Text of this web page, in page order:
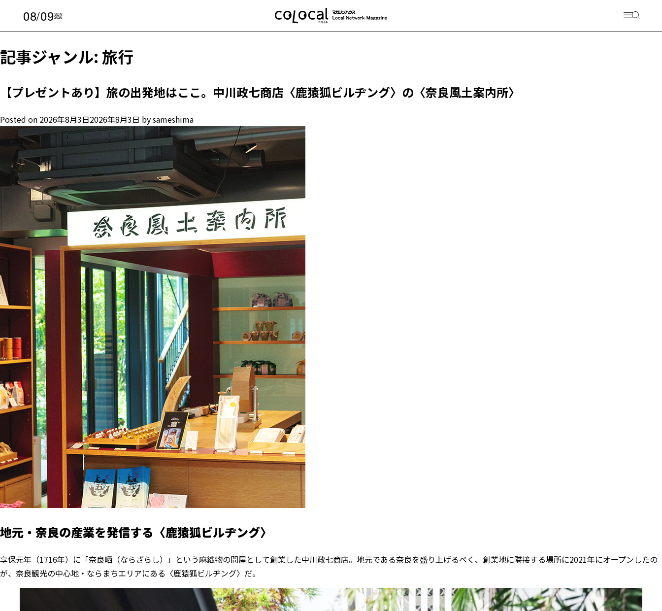
08/09SUN
2026
記事ジャンル: 旅行
【プレゼントあり】旅の出発地はここ。中川政七商店〈鹿猿狐ビルヂング〉の〈奈良風土案内所〉
Posted on 2026年8月3日2026年8月3日 bysameshima
地元・奈良の産業を発信する〈鹿猿狐ビルヂング〉
享保元年（1716年）に「奈良晒（ならざらし）」という麻織物の問屋として創業した中川政七商店。地元である奈良を盛り上げるべく、創業地に隣接する場所に2021年にオープンしたの
が、奈良観光の中心地・ならまちエリアにある〈鹿猿狐ビルヂング〉だ。